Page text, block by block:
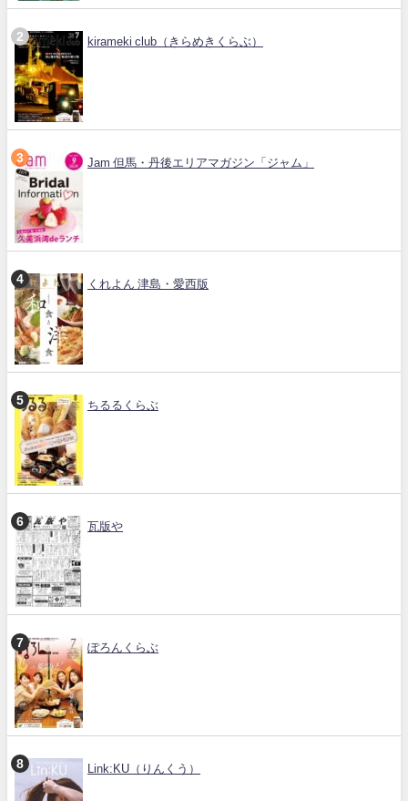
kirameki club（きらめきくらぶ）
Jam 但馬・丹後エリアマガジン「ジャム」
くれよん 津島・愛西版
ちるるくらぶ
瓦版や
ぽろんくらぶ
Link:KU（りんくう）